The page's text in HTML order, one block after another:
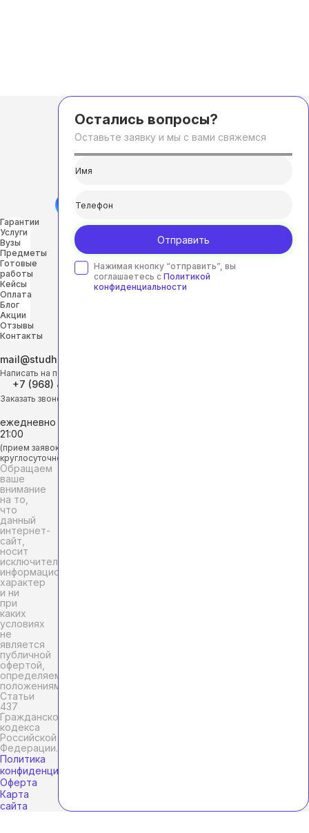
Гарантии
Услуги
Вузы
Предметы
Готовые
работы
Кейсы
Оплата
Блог
Акции
Отзывы
Контакты
mail@studhelp-online.ru
Написать на почту
+7 (968) 453-29-88
Заказать звонок
ежедневно с 9:00 до
21:00
(прием заявок
круглосуточно)
Обращаем
ваше
внимание
на то,
что
данный
интернет-
сайт,
носит
исключительно
информационный
характер
и ни
при
каких
условиях
не
является
публичной
офертой,
определяемой
положениями
Статьи
437
Гражданского
кодекса
Российской
Федерации.
Политика
конфиденциальности
Оферта
Карта
сайта
Остались вопросы?
Оставьте заявку и мы с вами свяжемся
Отправить
Нажимая кнопку “отправить”, вы
соглашаетесь с Политикой
конфиденциальности